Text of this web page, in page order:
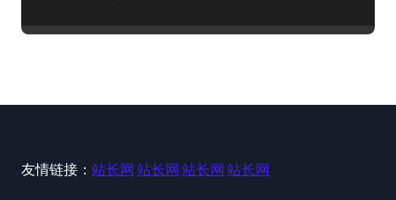
友情链接： 站长网 站长网 站长网 站长网